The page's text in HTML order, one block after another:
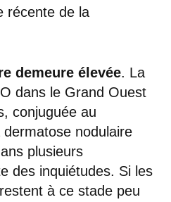
récente de la
demeure élevée. La
dans le Grand Ouest
conjuguée au
nodulaire
plusieurs
des inquiétudes. Si les
à ce stade peu